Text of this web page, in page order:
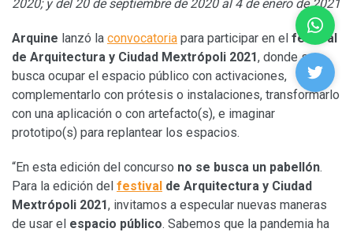
2020; y del 20 de septiembre de 2020 al 4 de enero de 2021
Arquine lanzó la convocatoria para participar en el festival
de Arquitectura y Ciudad Mextrópoli 2021, donde se
busca ocupar el espacio público con activaciones,
complementarlo con prótesis o instalaciones, transformarlo
con una aplicación o con artefacto(s), e imaginar
prototipo(s) para replantear los espacios.
“En esta edición del concurso no se busca un pabellón.
Para la edición del festival de Arquitectura y Ciudad
Mextrópoli 2021, invitamos a especular nuevas maneras
de usar el espacio público. Sabemos que la pandemia ha